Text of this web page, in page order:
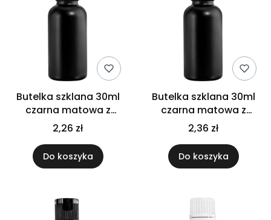
Butelka szklana 30ml
czarna matowa z
nakrętką aluminiową
2,26 zł
Do koszyka
Butelka szklana 30ml
czarna matowa z
nakrętką czarną
2,36 zł
Do koszyka